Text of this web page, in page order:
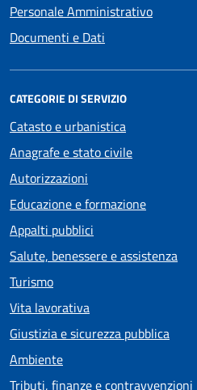
Personale Amministrativo
Documenti e Dati
CATEGORIE DI SERVIZIO
Catasto e urbanistica
Anagrafe e stato civile
Autorizzazioni
Educazione e formazione
Appalti pubblici
Salute, benessere e assistenza
Turismo
Vita lavorativa
Giustizia e sicurezza pubblica
Ambiente
Tributi, finanze e contravvenzioni